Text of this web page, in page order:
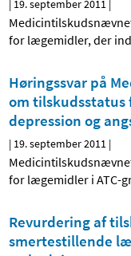
| 19. september 2011 |
for lægemidler, der
Høringssvar på
om
depression og
| 19. september 2011 |
for lægemidler i ATC-
Revurdering af
smertestillende